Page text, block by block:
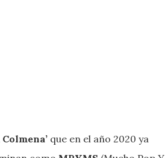
Colmena’ que en el año 2020 ya